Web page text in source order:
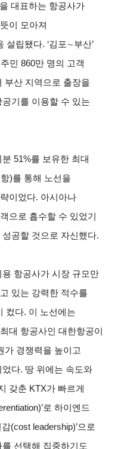
대표하는 항공사가
이 모아져
설립됐다. ‘김포∼부산’
민 860만 명의 고객
부산 지역으로 출장을
기를 이용할 수 있는
51%를 보유한 최대
)를 통해 노선을
이었다. 아시아나
으로 흡수할 수 있었기
공할 것으로 자신했다.
항공사가 시장 규모만
있는 강력한 적수를
컸다. 이 노선에는
대 항공사인 대한항공이
가 경쟁력을 높이고
다. 땅 위에는 속도와
갖춘 KTX가 빠르게
로 하이엔드
(cost leadership)’으로
선택해 집중하기도